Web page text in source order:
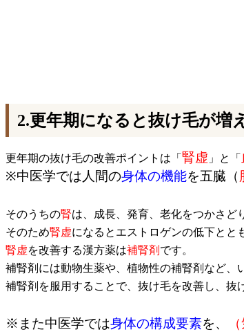
2.更年期になると抜け毛が増
更年期の抜け毛の改善ポイントは「 腎虚 」と「
※中医学では人間の身体の機能を五臓（
そのうちの腎は、成長、発育、老化をつかさど
そのため腎虚になるとエストロゲンの低下とと
腎虚を改善する漢方薬は補腎剤 です。
補腎剤には動物生薬や、植物性の補腎剤など、
補腎剤を服用することで、抜け毛を改善し、抜
※また中医学では身体の構成要素を、